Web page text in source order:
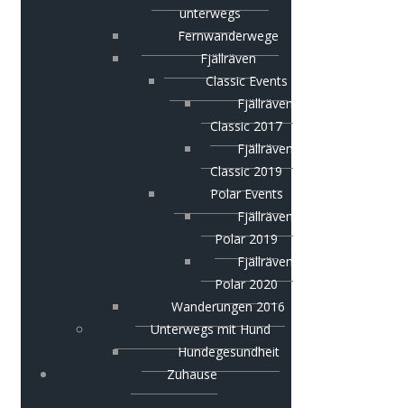
unterwegs
Fernwanderwege
Fjällräven
Classic Events
Fjällräven
Classic 2017
Fjällräven
Classic 2019
Polar Events
Fjällräven
Polar 2019
Fjällräven
Polar 2020
Wanderungen 2016
Unterwegs mit Hund
Hundegesundheit
Zuhause